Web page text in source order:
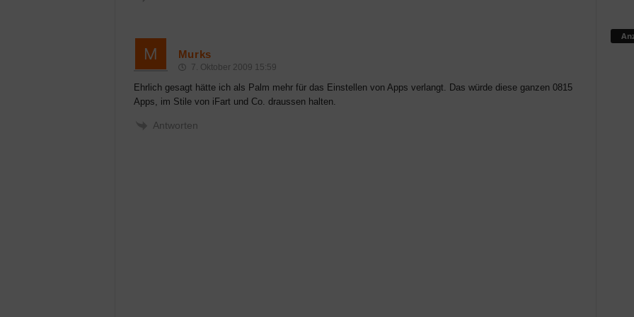
Murks
7. Oktober 2009 15:59
Ehrlich gesagt hätte ich als Palm mehr für das Einstellen von Apps verlangt. Das würde diese ganzen 0815
Apps, im Stile von iFart und Co. draussen halten.
Antworten